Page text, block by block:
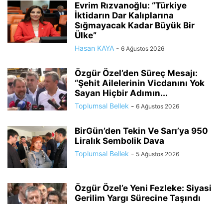
Evrim Rızvanoğlu: “Türkiye
İktidarın Dar Kalıplarına
Sığmayacak Kadar Büyük Bir
Ülke”
Hasan KAYA - 6 Ağustos 2026
Özgür Özel’den Süreç Mesajı:
“Şehit Ailelerinin Vicdanını Yok
Sayan Hiçbir Adımın...
Toplumsal Bellek - 6 Ağustos 2026
BirGün’den Tekin Ve Sarı’ya 950
Liralık Sembolik Dava
Toplumsal Bellek - 5 Ağustos 2026
Özgür Özel’e Yeni Fezleke: Siyasi
Gerilim Yargı Sürecine Taşındı